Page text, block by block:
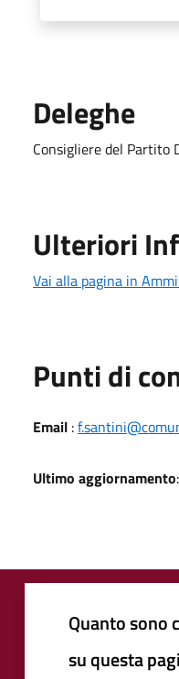
Deleghe
Consigliere del Partito
Ulteriori
Vai alla pagina in
Punti di
Email :
Ultimo aggiornamento
Quanto sono
su questa